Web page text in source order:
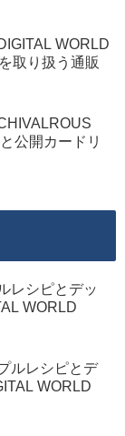
WORLD
取り扱う通販
公開カードリ
レシピとデッ
WORLD
ルレシピとデ
WORLD